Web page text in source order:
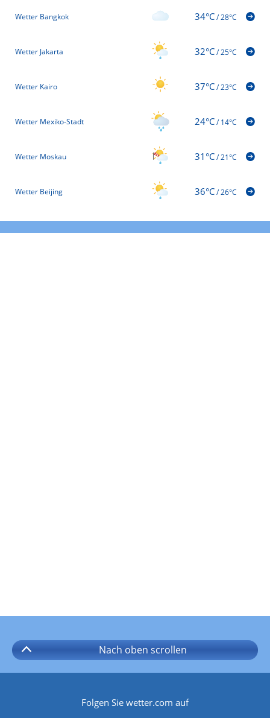
Wetter Bangkok 34°C/28°C
Wetter Jakarta 32°C/25°C
Wetter Kairo 37°C/23°C
Wetter Mexiko-Stadt 24°C/14°C
Wetter Moskau 31°C/21°C
Wetter Beijing 36°C/26°C
Nach oben scrollen
Folgen Sie wetter.com auf